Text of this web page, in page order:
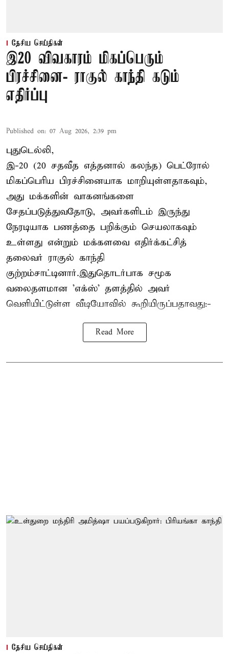
தேசிய செய்திகள்
இ20 விவகாரம் மிகப்பெரும்
பிரச்சினை- ராகுல் காந்தி கடும்
எதிர்ப்பு
Published on: 07 Aug 2026, 2:39 pm
புதுடெல்லி,
இ-20 (20 சதவீத எத்தனால் கலந்த) பெட்ரோல்
மிகப்பெரிய பிரச்சினையாக மாறியுள்ளதாகவும்,
அது மக்களின் வாகனங்களை
சேதப்படுத்துவதோடு, அவர்களிடம் இருந்து
நேரடியாக பணத்தை பறிக்கும் செயலாகவும்
உள்ளது என்றும் மக்களவை எதிர்க்கட்சித்
தலைவர் ராகுல் காந்தி
குற்றம்சாட்டினார்.இதுதொடர்பாக சமூக
வலைதளமான 'எக்ஸ்' தளத்தில் அவர்
வெளியிட்டுள்ள வீடியோவில் கூறியிருப்பதாவது:-
Read More
தேசிய செய்திகள்